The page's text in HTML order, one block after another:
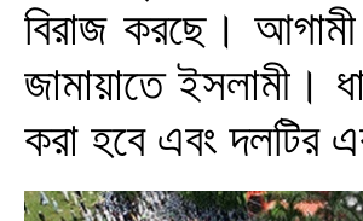
বিরাজ করছে। আগামী
জামায়াতে ইসলামী।
করা হবে এবং দলটির